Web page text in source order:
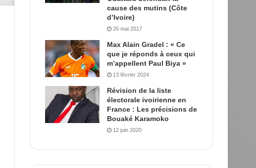
cause des mutins (Côte
d’Ivoire)
26 mai 2017
Max Alain Gradel : « Ce
que je réponds à ceux qui
m’appellent Paul Biya »
13 février 2024
Révision de la liste
électorale ivoirienne en
France : Les précisions de
Bouaké Karamoko
12 juin 2020